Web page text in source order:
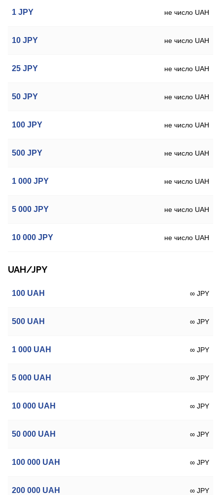
1 JPY не число UAH
10 JPY не число UAH
25 JPY не число UAH
50 JPY не число UAH
100 JPY не число UAH
500 JPY не число UAH
1 000 JPY не число UAH
5 000 JPY не число UAH
10 000 JPY не число UAH
UAH/JPY
100 UAH ∞ JPY
500 UAH ∞ JPY
1 000 UAH ∞ JPY
5 000 UAH ∞ JPY
10 000 UAH ∞ JPY
50 000 UAH ∞ JPY
100 000 UAH ∞ JPY
200 000 UAH ∞ JPY